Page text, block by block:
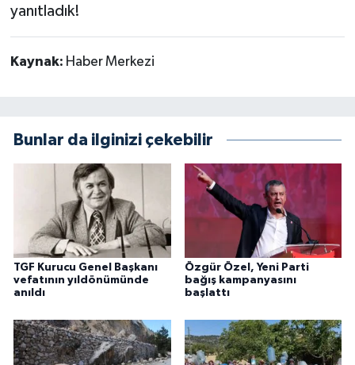
yanıtladık!
Kaynak: Haber Merkezi
Bunlar da ilginizi çekebilir
TGF Kurucu Genel Başkanı
vefatının yıldönümünde
anıldı
Özgür Özel, Yeni Parti
bağış kampanyasını
başlattı